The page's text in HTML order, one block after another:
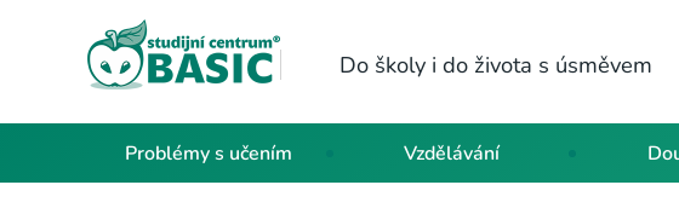
Do školy i do života s úsměvem
Problémy s učením Vzdělávání